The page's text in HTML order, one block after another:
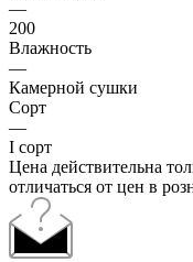
—
200
Влажность
—
Камерной сушки
Сорт
—
I сорт
Цена действительна
отличаться от цен в